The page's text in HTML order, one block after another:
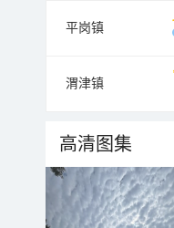
平岗镇
渭津镇
高清图集